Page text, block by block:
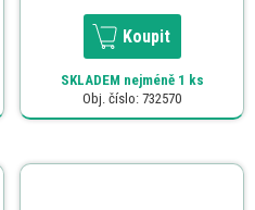
Koupit
SKLADEM nejméně 1 ks
Obj. číslo: 732570